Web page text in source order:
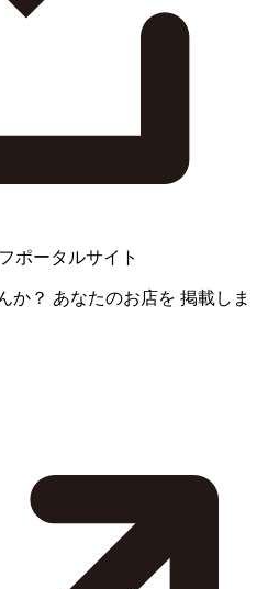
ポータルサイト
か？ あなたのお店を 掲載しま